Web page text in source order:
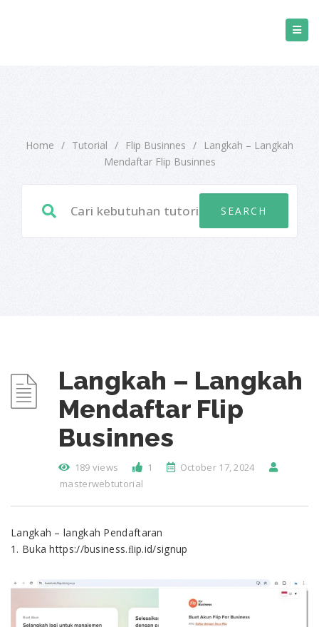
Home / Tutorial / Flip Businnes / Langkah – Langkah
Mendaftar Flip Businnes
Langkah – Langkah
Mendaftar Flip
Businnes
189 views 1
October 17, 2024
masterwebtutorial
Langkah – langkah Pendaftaran
1. Buka https://business.ﬂip.id/signup